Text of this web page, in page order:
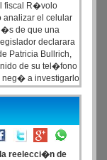
fiscal R�volo
el celular
de que una
declarara
Patricia Bullrich,
de su tel�fono
neg� a investigarlo
un tr�mite de
comisi�n de
Eugenia
o los
intento de
reelecci�n de